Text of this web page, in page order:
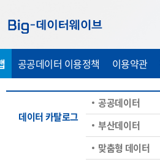
가
기
가
기
가
기
공공데이터 이용정책 이용약관
데이터 카탈로그
공공데이터
부산데이터
맞춤형 데이터